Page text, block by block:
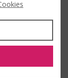
0Kč bez DPH